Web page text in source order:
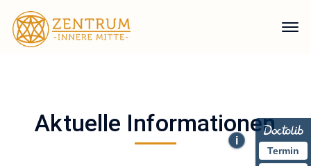
Termin
i
Aktuelle Informationen